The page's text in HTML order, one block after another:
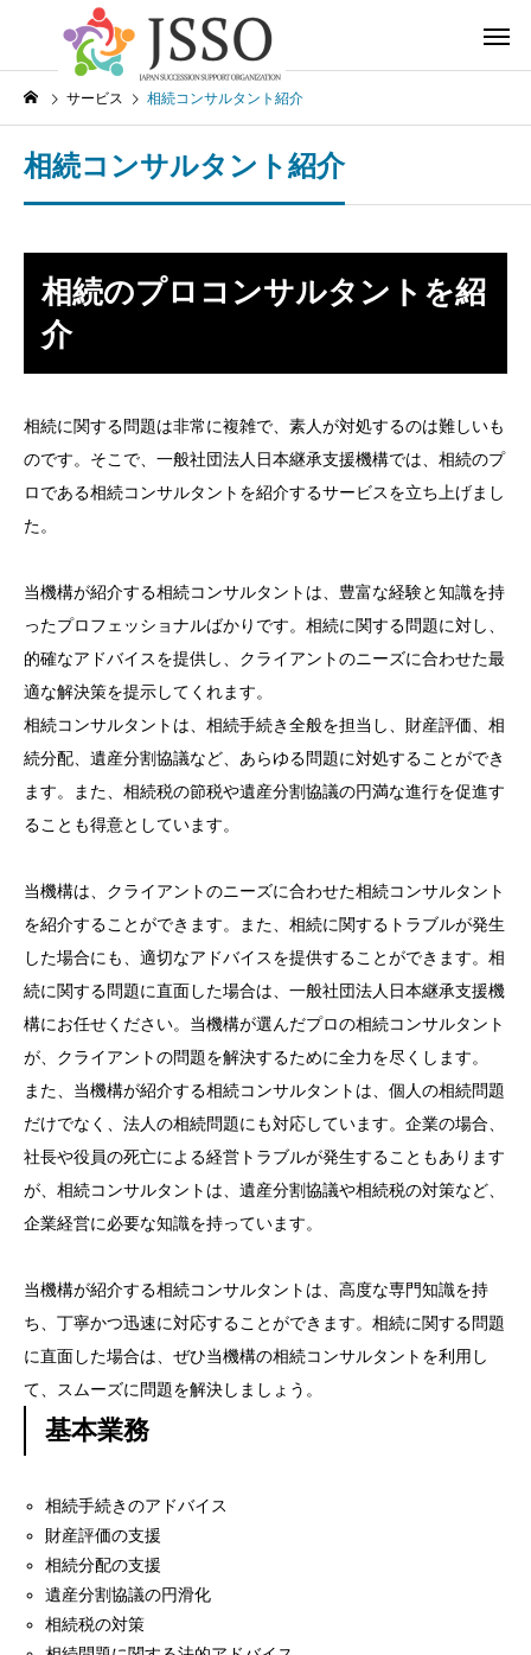
サービス 相続コンサルタント紹介
相続コンサルタント紹介
相続のプロコンサルタントを紹
介
相続に関する問題は非常に複雑で、素人が対処するのは難しいも
のです。そこで、一般社団法人日本継承支援機構では、相続のプ
ロである相続コンサルタントを紹介するサービスを立ち上げまし
た。
当機構が紹介する相続コンサルタントは、豊富な経験と知識を持
ったプロフェッショナルばかりです。相続に関する問題に対し、
的確なアドバイスを提供し、クライアントのニーズに合わせた最
適な解決策を提示してくれます。
相続コンサルタントは、相続手続き全般を担当し、財産評価、相
続分配、遺産分割協議など、あらゆる問題に対処することができ
ます。また、相続税の節税や遺産分割協議の円満な進行を促進す
ることも得意としています。
当機構は、クライアントのニーズに合わせた相続コンサルタント
を紹介することができます。また、相続に関するトラブルが発生
した場合にも、適切なアドバイスを提供することができます。相
続に関する問題に直面した場合は、一般社団法人日本継承支援機
構にお任せください。当機構が選んだプロの相続コンサルタント
が、クライアントの問題を解決するために全力を尽くします。
また、当機構が紹介する相続コンサルタントは、個人の相続問題
だけでなく、法人の相続問題にも対応しています。企業の場合、
社長や役員の死亡による経営トラブルが発生することもあります
が、相続コンサルタントは、遺産分割協議や相続税の対策など、
企業経営に必要な知識を持っています。
当機構が紹介する相続コンサルタントは、高度な専門知識を持
ち、丁寧かつ迅速に対応することができます。相続に関する問題
に直面した場合は、ぜひ当機構の相続コンサルタントを利用し
て、スムーズに問題を解決しましょう。
基本業務
相続手続きのアドバイス
財産評価の支援
相続分配の支援
遺産分割協議の円滑化
相続税の対策